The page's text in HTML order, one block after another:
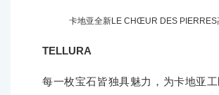
卡地亚全新LE CHŒUR DES PIERRES
TELLURA
每一枚宝石皆独具魅力，为卡地亚